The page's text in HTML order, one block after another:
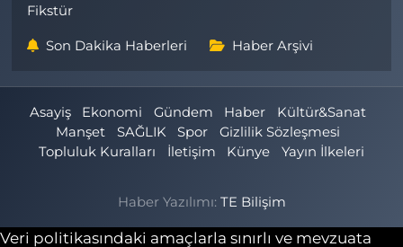
Fikstür
Son Dakika Haberleri Haber Arşivi
Asayiş Ekonomi Gündem Haber
Kültür&Sanat
Manşet
SAĞLIK Spor
Gizlilik Sözleşmesi
Topluluk Kuralları
İletişim Künye Yayın İlkeleri
Haber Yazılımı: TE Bilişim
Veri politikasındaki amaçlarla sınırlı ve mevzuata